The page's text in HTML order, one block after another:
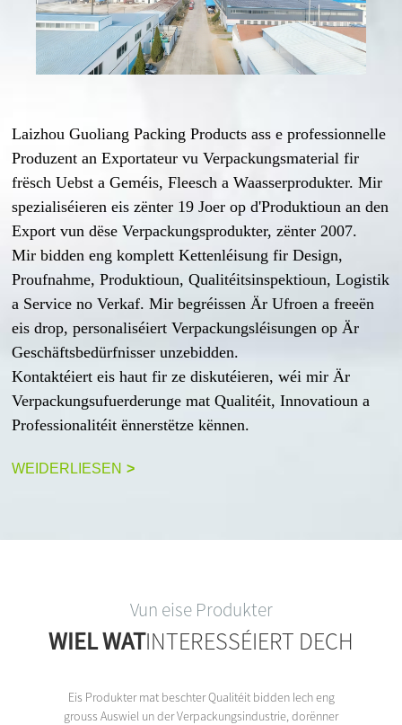
Laizhou Guoliang Packing Products ass e professionnelle
Produzent an Exportateur vu Verpackungsmaterial fir
frësch Uebst a Geméis, Fleesch a Waasserprodukter. Mir
spezialiséieren eis zënter 19 Joer op d'Produktioun an den
Export vun dëse Verpackungsprodukter, zënter 2007.
Mir bidden eng komplett Kettenléisung fir Design,
Proufnahme, Produktioun, Qualitéitsinspektioun, Logistik
a Service no Verkaf. Mir begréissen Är Ufroen a freeën
eis drop, personaliséiert Verpackungsléisungen op Är
Geschäftsbedürfnisser unzebidden.
Kontaktéiert eis haut fir ze diskutéieren, wéi mir Är
Verpackungsufuerderunge mat Qualitéit, Innovatioun a
Professionalitéit ënnerstëtze kënnen.
WEIDERLIESEN >
Vun eise Produkter
WIEL WATINTERESSÉIERT DECH
Eis Produkter mat beschter Qualitéit bidden Iech eng
grouss Auswiel un der Verpackungsindustrie, dorënner